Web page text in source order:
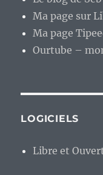
Ma page sur
Ma page
Ourtube –
LOGICIELS
Libre et